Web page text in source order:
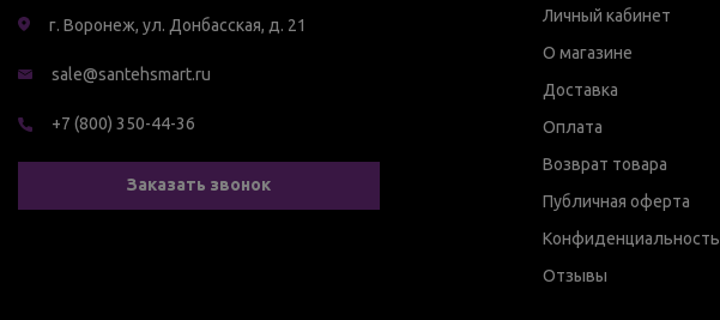
г. Воронеж, ул. Донбасская, д. 21
sale@santehsmart.ru
+7 (800) 350-44-36
Заказать звонок
Личный кабинет
О магазине
Доставка
Оплата
Возврат товара
Публичная оферта
Конфиденциальность
Отзывы